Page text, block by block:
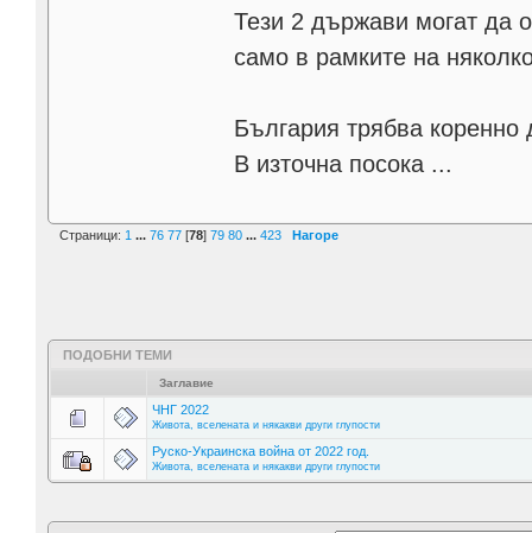
Тези 2 държави могат да
само в рамките на
България трябва
В източна посока ...
Страници: 1 ... 76 77 [78] 79 80 ... 423 Нагоре
ПОДОБНИ ТЕМИ
Заглавие
ЧНГ 2022
Живота, вселената и някакви други глупости
Руско-Украинска война от 2022 год.
Живота, вселената и някакви други глупости